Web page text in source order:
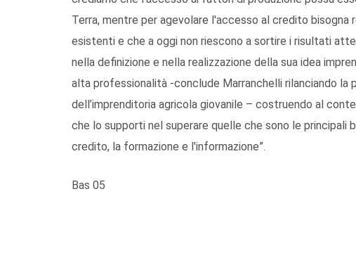
Terra, mentre per agevolare l'accesso al credito bisogna
esistenti e che a oggi non riescono a sortire i risultati
nella definizione e nella realizzazione della sua idea
alta professionalità -conclude Marranchelli rilanciando
dell’imprenditoria agricola giovanile – costruendo al
che lo supporti nel superare quelle che sono le principali
credito, la formazione e l'informazione”.
Bas 05